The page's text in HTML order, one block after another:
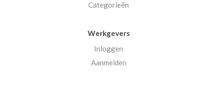
Categorieën
Werkgevers
Inloggen
Aanmelden